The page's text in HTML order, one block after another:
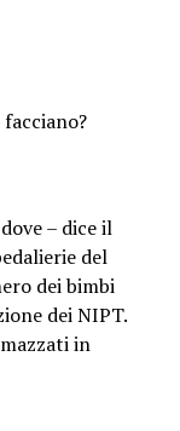
– dice il
del
dei bimbi
dei NIPT.
in